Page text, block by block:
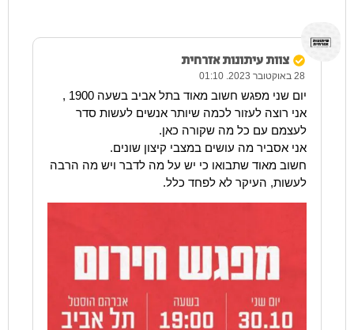
צוות עיתונות אזרחית
28 באוקטובר 2023. 01:10
יום שני מפגש חשוב מאוד בתל אביב בשעה 1900 ,
אני רוצה לעזור לכמה שיותר אנשים לעשות סדר
לעצמם עם כל מה שקורה כאן.
אני אסביר מה עושים במצבי קיצון שונים.
חשוב מאוד שתבואו כי יש על מה לדבר ויש מה הרבה
לעשות, העיקר לא לפחד כלל.